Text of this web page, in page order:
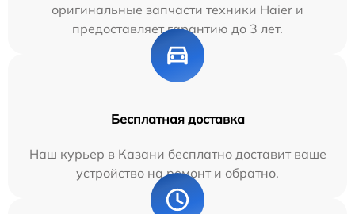
оригинальные запчасти техники Haier и
предоставляет гарантию до 3 лет.
Бесплатная доставка
Наш курьер в Казани бесплатно доставит ваше
устройство на ремонт и обратно.